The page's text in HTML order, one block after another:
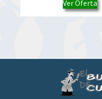
original
era:
actual
es:
Ver Oferta